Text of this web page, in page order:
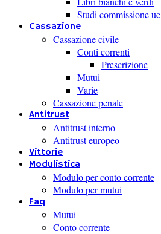
Studi commissione ue
Cassazione
Cassazione civile
Conti correnti
Prescrizione
Mutui
Varie
Cassazione penale
Antitrust
Antitrust interno
Antitrust europeo
Vittorie
Modulistica
Modulo per conto corrente
Modulo per mutui
Faq
Mutui
Conto corrente